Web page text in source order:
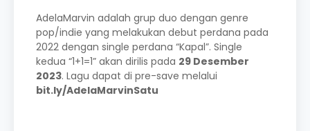
AdelaMarvin adalah grup duo dengan genre
pop/indie yang melakukan debut perdana pada
2022 dengan single perdana “Kapal”. Single
kedua “1+1=1” akan dirilis pada 29 Desember
2023. Lagu dapat di pre-save melalui
bit.ly/AdelaMarvinSatu